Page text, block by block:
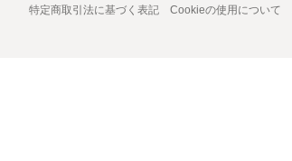
特定商取引法に基づく表記 Cookieの使用について